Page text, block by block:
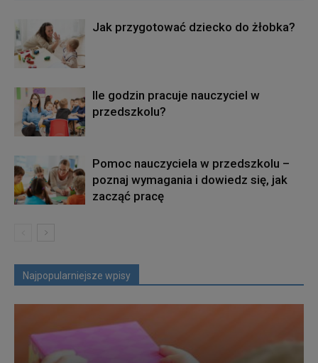
Jak przygotować dziecko do żłobka?
Ile godzin pracuje nauczyciel w
przedszkolu?
Pomoc nauczyciela w przedszkolu –
poznaj wymagania i dowiedz się, jak
zacząć pracę
Najpopularniejsze wpisy